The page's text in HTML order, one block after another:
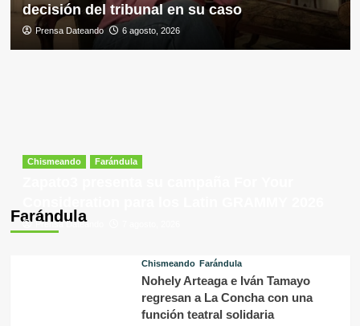
decisión del tribunal en su caso
Prensa Dateando 6 agosto, 2026
Farándula
Chismeando Farándula
Prensa Dateando
Chismeando Farándula
Nohely Arteaga e Iván Tamayo
regresan a La Concha con una
función teatral solidaria